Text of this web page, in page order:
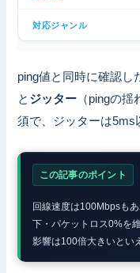
ping値と同時に確認し
と ジッター （pingの
須で、ジッターは5ms
この記事のポイント
回線速度は100Mbpsも
下・パケットロス0%を
影響は100倍大きいとい